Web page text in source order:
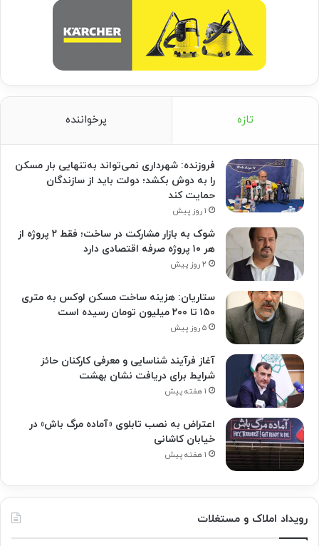
تازه پرخواننده
فروزنده: شهرداری نمی‌تواند به‌تنهایی بار مسکن
را به دوش بکشد؛ دولت باید از سازندگان
حمایت کند
۱ روز پیش
شوک به بازار مشارکت در ساخت؛ فقط ۲ پروژه از
هر ۱۰ پروژه صرفه اقتصادی دارد
۲ روز پیش
ستاریان: هزینه ساخت مسکن لوکس به متری
۱۵۰ تا ۲۰۰ میلیون تومان رسیده است
۵ روز پیش
آغاز فرآیند شناسایی و معرفی کارکنان حائز
شرایط برای دریافت نشان بهشت
۱ هفته پیش
اعتراض به نصب تابلوی «آماده مرگ باش» در
خیابان کاشانی
۱ هفته پیش
رویداد املاک و مستغلات